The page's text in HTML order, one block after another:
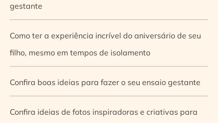
gestante
Como ter a experiência incrível do aniversário de seu
filho, mesmo em tempos de isolamento
Confira boas ideias para fazer o seu ensaio gestante
Confira ideias de fotos inspiradoras e criativas para